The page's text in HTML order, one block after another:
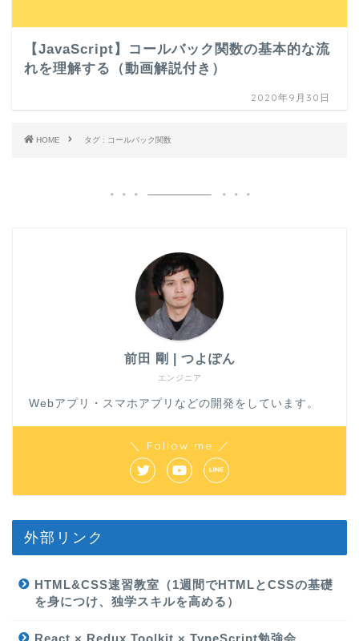
【JavaScript】コールバック関数の基本的な流
れを理解する（動画解説付き）
2020年9月30日
HOME タグ : コールバック関数
エンジニア
前田 剛 | つよぽん
Webアプリ・スマホアプリなどの開発をしています。
＼ Follow me ／
外部リンク
HTML&CSS速習教室（1週間でHTMLとCSSの基礎
を身につけ、独学スキルを高める）
React × Redux Toolkit × TypeScript勉強会